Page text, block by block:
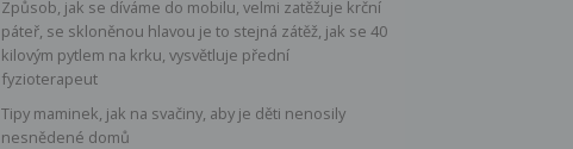
Způsob, jak se díváme do mobilu, velmi zatěžuje krční
páteř, se skloněnou hlavou je to stejná zátěž, jak se 40
kilovým pytlem na krku, vysvětluje přední
fyzioterapeut
Tipy maminek, jak na svačiny, aby je děti nenosily
nesnědené domů